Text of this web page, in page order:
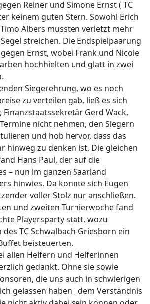
Reiner und Simone Ernst ( TC
keinem guten Stern. Sowohl Erich
Albers mussten verletzt mehr
streichen. Die Endspielpaarung
Ernst, wobei Frank und Nicole
hochhielten und glatt in zwei
Siegerehrung, wo es noch
zu verteilen gab, ließ es sich
Finanzstaatssekretär Gerd Wack,
nicht nehmen, den Siegern
und hob hervor, dass das
hinweg zu denken ist. Die gleichen
Hans Paul, der auf die
– nun im ganzen Saarland
hinwies. Da konnte sich Eugen
voller Stolz nur anschließen.
und zweiten Turnierwoche fand
Playersparty statt, wozu
TC Schwalbach-Griesborn ein
beisteuerten.
allen Helfern und Helferinnen
gedankt. Ohne sie sowie
die uns auch in schwierigen
gelassen haben , dem Verständnis